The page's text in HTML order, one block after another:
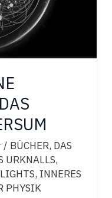
/ BÜCHER, DAS
URKNALLS,
, INNERES
PHYSIK